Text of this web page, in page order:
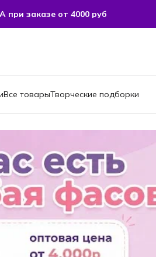
заказе от 4000 руб
заказе от 4000 руб
Все товарыТворческие подборки